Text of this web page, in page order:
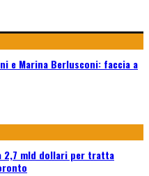
e Marina Berlusconi: faccia a
2,7 mld dollari per tratta